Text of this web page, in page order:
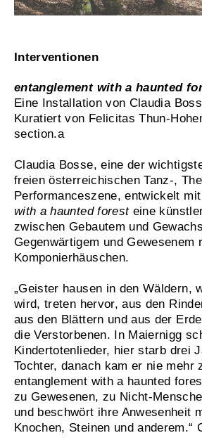
Interventionen
entanglement with a haunted
Eine Installation von Claudia
Kuratiert von Felicitas Thun-
section.a
Claudia Bosse, eine der
freien österreichischen Tanz-,
Performanceszene, entwickelt mit
with a haunted foresteine
zwischen Gebautem und
Gegenwärtigem und Gewesenem
Komponierhäuschen.
„Geister hausen in den Wäldern,
wird, treten hervor, aus den
aus den Blättern und aus der
die Verstorbenen. In Maiernigg
Kindertotenlieder, hier starb drei
Tochter, danach kam er nie mehr
entanglement with a haunted
zu Gewesenen, zu Nicht-
und beschwört ihre Anwesenheit
Knochen, Steinen und anderem.“